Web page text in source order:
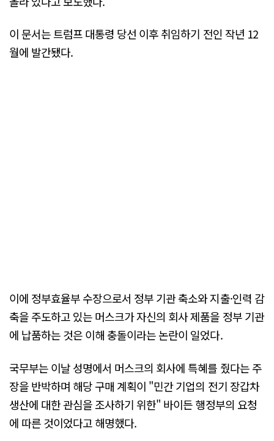
이 문서는 트럼프 대통령 당선 이후 취임하기 전인 작년 12
월에 발간됐다.
이에 정부효율부 수장으로서 정부 기관 축소와 지출·인력 감
축을 주도하고 있는 머스크가 자신의 회사 제품을 정부 기관
에 납품하는 것은 이해 충돌이라는 논란이 일었다.
국무부는 이날 성명에서 머스크의 회사에 특혜를 줬다는 주
장을 반박하며 해당 구매 계획이 "민간 기업의 전기 장갑차
생산에 대한 관심을 조사하기 위한" 바이든 행정부의 요청
에 따른 것이었다고 해명했다.